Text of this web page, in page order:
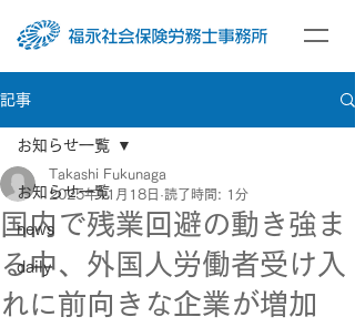
記事
お知らせ一覧
news
daily
お知らせ一覧
国内で残業回避の動き強ま
る中、外国人労働者受け入
れに前向きな企業が増加
Takashi Fukunaga
2025年11月18日 読了時間: 1分